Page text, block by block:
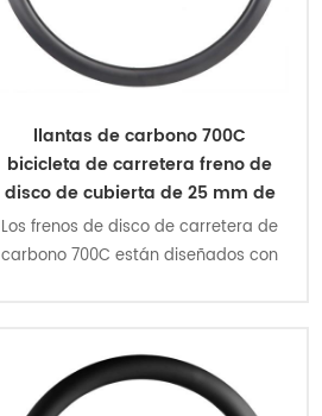
llantas de carbono 700C
bicicleta de carretera freno de
disco de cubierta de 25 mm de
ancho
Los frenos de disco de carretera de
carbono 700C están diseñados con
de profundidad de
30/35/38/45/50/56/60/80 mm.